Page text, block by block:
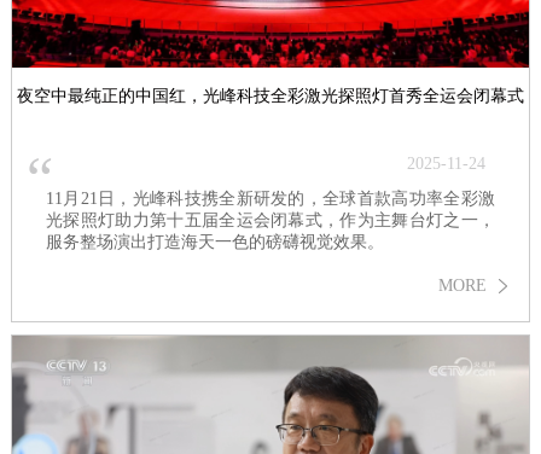
夜空中最纯正的中国红，光峰科技全彩激光探照灯首秀全运会闭幕式
“
2025-11-24
11月21日，光峰科技携全新研发的，全球首款高功率全彩激
光探照灯助力第十五届全运会闭幕式，作为主舞台灯之一，
服务整场演出打造海天一色的磅礴视觉效果。
MORE